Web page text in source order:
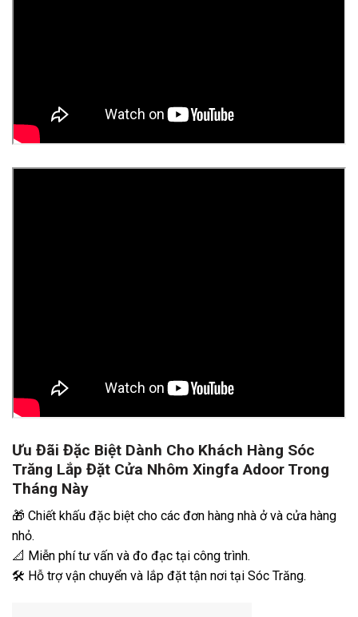
Ưu Đãi Đặc Biệt Dành Cho Khách Hàng Sóc
Trăng Lắp Đặt Cửa Nhôm Xingfa Adoor Trong
Tháng Này
🎁 Chiết khấu đặc biệt cho các đơn hàng nhà ở và cửa hàng
nhỏ.
📐 Miễn phí tư vấn và đo đạc tại công trình.
🛠️ Hỗ trợ vận chuyển và lắp đặt tận nơi tại Sóc Trăng.